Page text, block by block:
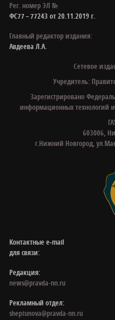
Рег. номер ЭЛ №
ФС77 – 77243 от 20.11.2019 г.
Главный редактор издания:
Авдеева Л.А.
Сетевое
Учредитель:
Зарегистрировано
информационных технологий
603006,
г.Нижний Новгород,
Контактные e‑mail
для связи:
Редакция:
news@pravda-nn.ru
Рекламный отдел:
sheptunova@pravda-nn.ru